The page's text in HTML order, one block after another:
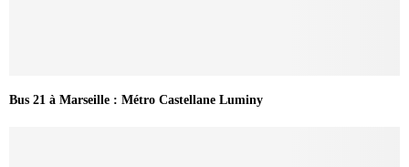
Bus 21 à Marseille : Métro Castellane Luminy